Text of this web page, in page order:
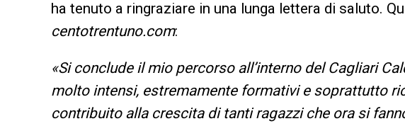
ha tenuto a ringraziare in una lunga lettera di saluto.
centotrentuno.com:
«Si conclude il mio percorso all’interno del Cagliari
molto intensi, estremamente formativi e soprattutto
contribuito alla crescita di tanti ragazzi che ora si